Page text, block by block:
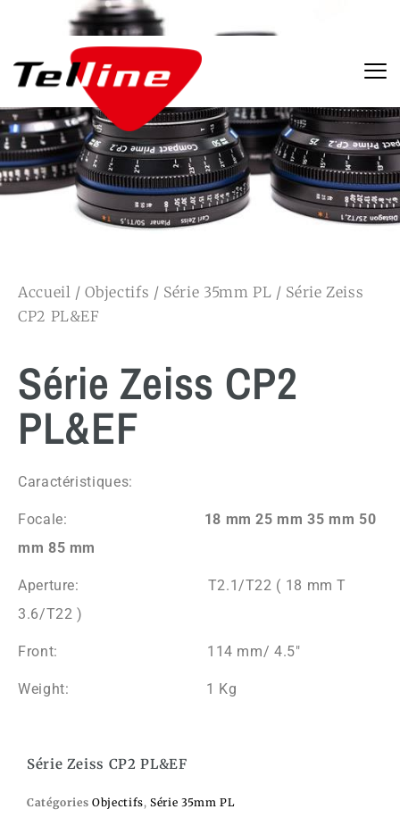
Accueil /Objectifs / Série 35mm PL / Série Zeiss
CP2 PL&EF
Série Zeiss CP2
PL&EF
Caractéristiques:
Focale: 18 mm 25 mm 35 mm 50
mm 85 mm
Aperture: T2.1/T22 ( 18 mm T
3.6/T22 )
Front: 114 mm/ 4.5″
Weight: 1 Kg
Série Zeiss CP2 PL&EF
Catégories Objectifs,Série 35mm PL